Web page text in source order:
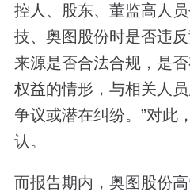
控人、股东、董监高人
技、奥图股份时是否违
来源是否合法合规，是
权益的情形，与相关人
争议或潜在纠纷。”对此
认。
而报告期内，奥图股份